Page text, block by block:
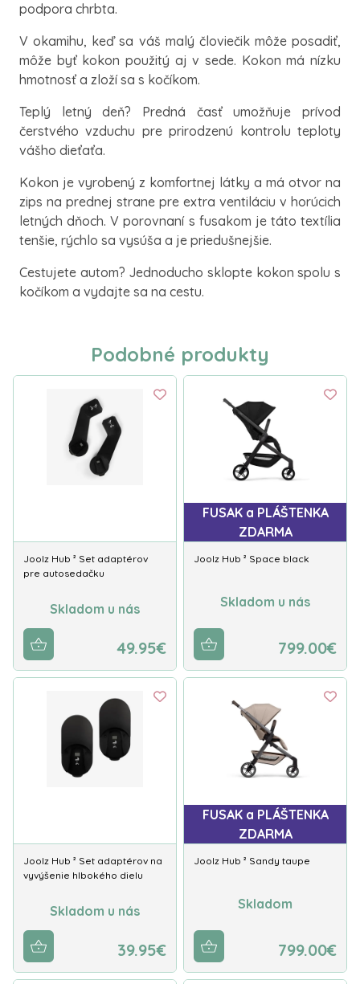
podpora chrbta.
V okamihu, keď sa váš malý človiečik môže posadiť,
môže byť kokon použitý aj v sede. Kokon má nízku
hmotnosť a zloží sa s kočíkom.
Teplý letný deň? Predná časť umožňuje prívod
čerstvého vzduchu pre prirodzenú kontrolu teploty
vášho dieťaťa.
Kokon je vyrobený z komfortnej látky a má otvor na
zips na prednej strane pre extra ventiláciu v horúcich
letných dňoch. V porovnaní s fusakom je táto textília
tenšie, rýchlo sa vysúša a je priedušnejšie.
Cestujete autom? Jednoducho sklopte kokon spolu s
kočíkom a vydajte sa na cestu.
Podobné produkty
Joolz Hub ² Set adaptérov
pre autosedačku
Skladom u nás
49.95€
FUSAK a PLÁŠTENKA
ZDARMA
Joolz Hub ² Space black
Skladom u nás
799.00€
Joolz Hub ² Set adaptérov na
vyvýšenie hlbokého dielu
Skladom u nás
39.95€
FUSAK a PLÁŠTENKA
ZDARMA
Joolz Hub ² Sandy taupe
Skladom
799.00€